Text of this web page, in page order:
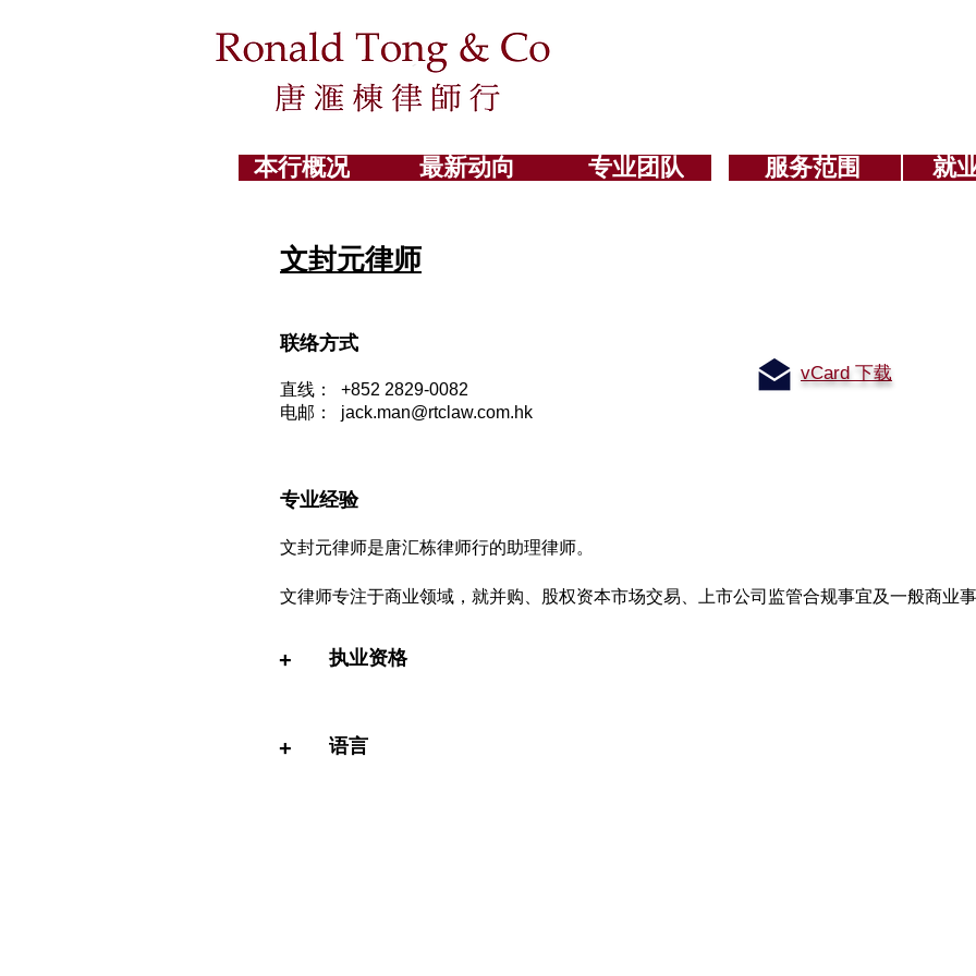
本行概况 最新动向 专业团队 服务范围 就
文封元律师
联络方式
直线： +852 2829-0082
电邮： jack.man@rtclaw.com.hk
vCard 下载
专业经验
文封元律师是唐汇栋律师行的助理律师。
文律师专注于商业领域，就并购、股权资本市场交易、上市公司监管合规事宜及一般商业事
+ 执业资格
+ 语言